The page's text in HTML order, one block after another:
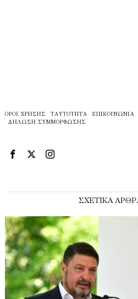
ΌΡΟΙ ΧΡΉΣΗΣ ΤΑΥΤΌΤΗΤΑ
ΕΠΙΚΟΙΝΩΝΊΑ
ΔΉΛΩΣΗ ΣΥΜΜΌΡΦΩΣΗΣ
ΣΧΕΤΙΚΑ